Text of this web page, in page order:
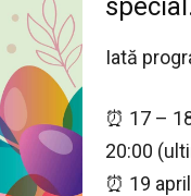
Iată
⏰ 17 –
20:00
⏰ 19